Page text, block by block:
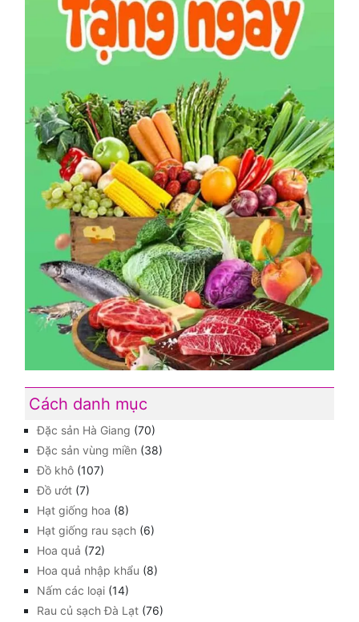
Cách danh mục
Đặc sản Hà Giang (70)
Đặc sản vùng miền (38)
Đồ khô (107)
Đồ ướt (7)
Hạt giống hoa (8)
Hạt giống rau sạch (6)
Hoa quả (72)
Hoa quả nhập khẩu (8)
Nấm các loại (14)
Rau củ sạch Đà Lạt (76)